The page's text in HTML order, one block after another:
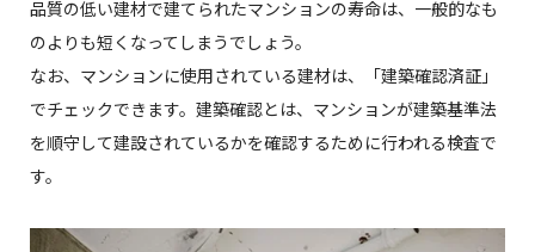
品質の低い建材で建てられたマンションの寿命は、一般的なも
のよりも短くなってしまうでしょう。
なお、マンションに使用されている建材は、「建築確認済証」
でチェックできます。建築確認とは、マンションが建築基準法
を順守して建設されているかを確認するために行われる検査で
す。